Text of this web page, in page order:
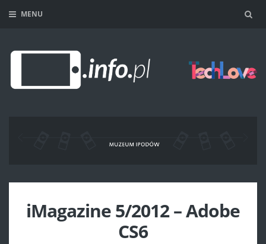
MENU
iMagazine 5/2012 – Adobe
CS6